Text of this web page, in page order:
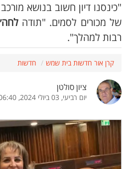
"כינסנו דיון חשוב בנושא
של מכורים לסמים. "תודה
רבות למהלך".
קרן אור חדשות בית שמש חדשות
ציון סולטן
יום רביעי, 03 ביולי 2024, 06:40